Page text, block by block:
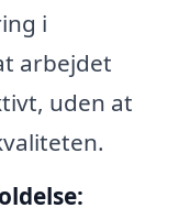
i
arbejdet
uden at